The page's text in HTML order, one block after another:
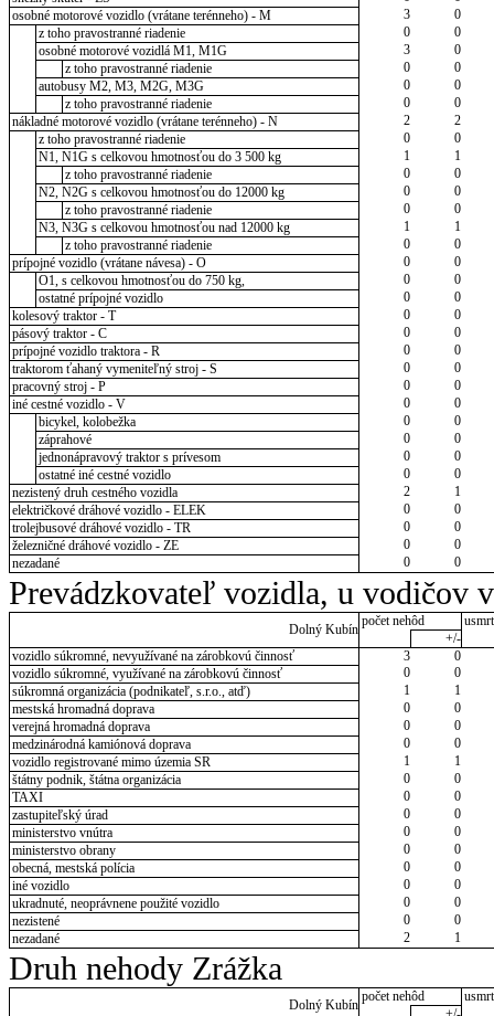
osobné motorové vozidlo (vrátane terénneho) - M
3
0
z toho pravostranné riadenie
0
0
osobné motorové vozidlá M1, M1G
3
0
z toho pravostranné riadenie
0
0
autobusy M2, M3, M2G, M3G
0
0
z toho pravostranné riadenie
0
0
nákladné motorové vozidlo (vrátane terénneho) - N
2
2
z toho pravostranné riadenie
0
0
N1, N1G s celkovou hmotnosťou do 3 500 kg
1
1
z toho pravostranné riadenie
0
0
N2, N2G s celkovou hmotnosťou do 12000 kg
0
0
z toho pravostranné riadenie
0
0
N3, N3G s celkovou hmotnosťou nad 12000 kg
1
1
z toho pravostranné riadenie
0
0
prípojné vozidlo (vrátane návesa) - O
0
0
O1, s celkovou hmotnosťou do 750 kg,
0
0
ostatné prípojné vozidlo
0
0
kolesový traktor - T
0
0
pásový traktor - C
0
0
prípojné vozidlo traktora - R
0
0
traktorom ťahaný vymeniteľný stroj - S
0
0
pracovný stroj - P
0
0
iné cestné vozidlo - V
0
0
bicykel, kolobežka
0
0
záprahové
0
0
jednonápravový traktor s prívesom
0
0
ostatné iné cestné vozidlo
0
0
nezistený druh cestného vozidla
2
1
električkové dráhové vozidlo - ELEK
0
0
trolejbusové dráhové vozidlo - TR
0
0
železničné dráhové vozidlo - ZE
0
0
nezadané
0 0
Prevádzkovateľ vozidla, u vodičov
Dolný Kubín
počet nehôd
+/-
vozidlo súkromné, nevyužívané na zárobkovú činnosť
3
0
vozidlo súkromné, využívané na zárobkovú činnosť
0
0
súkromná organizácia (podnikateľ, s.r.o., atď)
1
1
mestská hromadná doprava
0
0
verejná hromadná doprava
0
0
medzinárodná kamiónová doprava
0
0
vozidlo registrované mimo územia SR
1
1
štátny podnik, štátna organizácia
0
0
TAXI
0
0
zastupiteľský úrad
0
0
ministerstvo vnútra
0
0
ministerstvo obrany
0
0
obecná, mestská polícia
0
0
iné vozidlo
0
0
ukradnuté, neoprávnene použité vozidlo
0
0
nezistené
0
0
nezadané
2 1
Druh nehody Zrážka
Dolný Kubín
počet nehôd